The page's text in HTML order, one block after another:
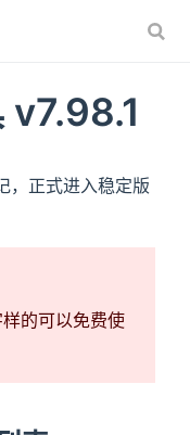
v7.98.1
，正式进入稳定版
样的可以免费使